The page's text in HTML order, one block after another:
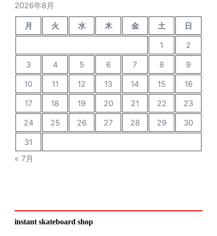
2026年8月
月 火 水 木 金 土
日
1
2
3
4 5 6 7 8
9
10
11 12 13 14 15
16
17
18 19 20 21 22
23
24
25 26 27 28 29
30
31
« 7月
instant skateboard shop